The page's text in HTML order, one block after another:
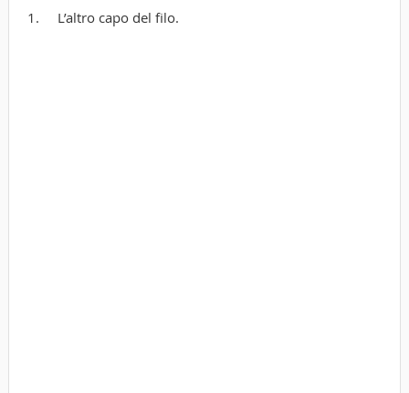
1. L’altro capo del filo.